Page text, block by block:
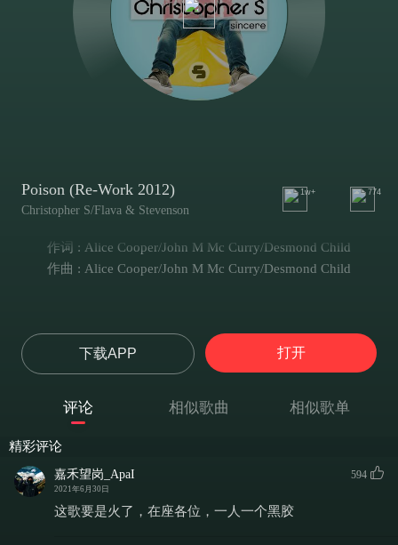
Poison (Re-Work 2012)
Christopher S/Flava & Stevenson
1w+ 774
作词 : Alice Cooper/John M Mc Curry/Desmond Child
作曲 : Alice Cooper/John M Mc Curry/Desmond Child
下载APP 打开
评论 相似歌曲 相似歌单
精彩评论
嘉禾望岗_ApaI
2021年6月30日
594
这歌要是火了，在座各位，一人一个黑胶